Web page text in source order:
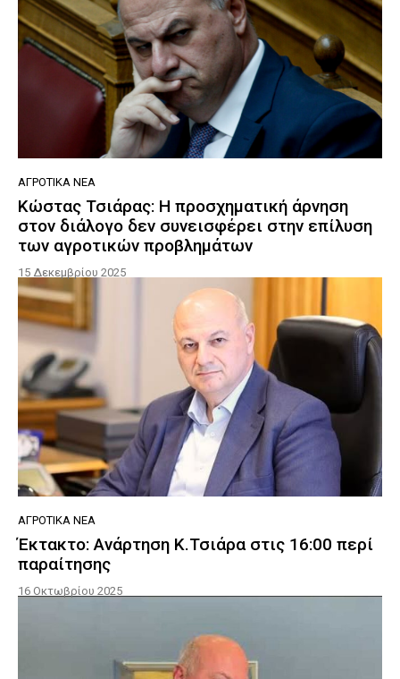
ΑΓΡΟΤΙΚΆ ΝΈΑ
Κώστας Τσιάρας: Η προσχηματική άρνηση
στον διάλογο δεν συνεισφέρει στην επίλυση
των αγροτικών προβλημάτων
15 Δεκεμβρίου 2025
ΑΓΡΟΤΙΚΆ ΝΈΑ
Έκτακτο: Ανάρτηση Κ.Τσιάρα στις 16:00 περί
παραίτησης
16 Οκτωβρίου 2025